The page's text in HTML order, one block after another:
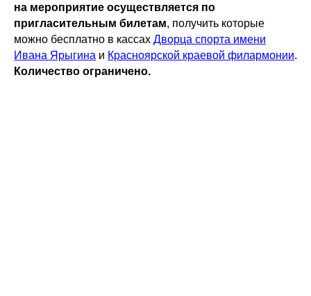
на мероприятие осуществляется по
пригласительным билетам, получить которые
можно бесплатно в кассах Дворца спорта имени
Ивана Ярыгина и Красноярской краевой филармонии.
Количество ограничено.